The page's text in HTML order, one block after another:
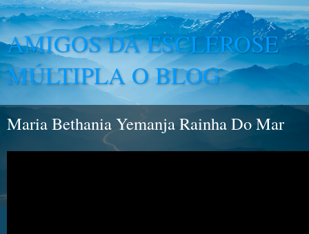
AMIGOS DA ESCLEROSE
MÚLTIPLA O BLOG
Maria Bethania Yemanja Rainha Do Mar